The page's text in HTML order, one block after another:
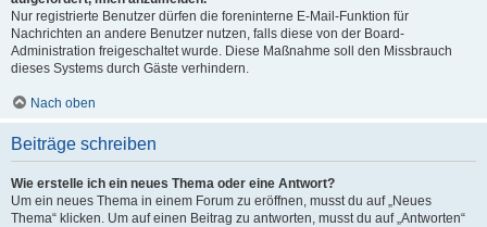
Nur registrierte Benutzer dürfen die foreninterne E-Mail-Funktion für
Nachrichten an andere Benutzer nutzen, falls diese von der Board-
Administration freigeschaltet wurde. Diese Maßnahme soll den Missbrauch
dieses Systems durch Gäste verhindern.
Nach oben
Beiträge schreiben
Wie erstelle ich ein neues Thema oder eine Antwort?
Um ein neues Thema in einem Forum zu eröffnen, musst du auf „Neues
Thema“ klicken. Um auf einen Beitrag zu antworten, musst du auf „Antworten“